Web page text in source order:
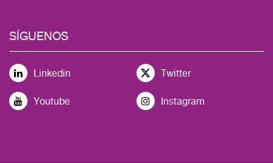
SÍGUENOS
Linkedin Twitter
Youtube Instagram